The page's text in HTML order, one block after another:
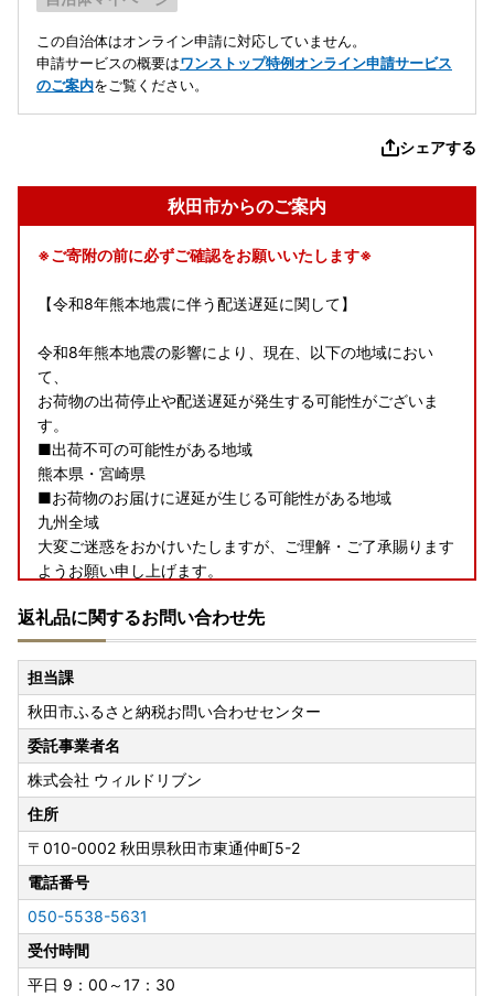
この自治体はオンライン申請に対応していません。
申請サービスの概要はワンストップ特例オンライン申請サービス
のご案内をご覧ください。
シェアする
秋田市からのご案内
※ご寄附の前に必ずご確認をお願いいたします※
【令和8年熊本地震に伴う配送遅延に関して】
令和8年熊本地震の影響により、現在、以下の地域におい
て、
お荷物の出荷停止や配送遅延が発生する可能性がございま
す。
■出荷不可の可能性がある地域
熊本県・宮崎県
■お荷物のお届けに遅延が生じる可能性がある地域
九州全域
大変ご迷惑をおかけいたしますが、ご理解・ご了承賜ります
ようお願い申し上げます。
【夏季休業期間中の受付・発送スケジュールのお知らせ】
いつも秋田市を応援いただき、ありがとうございます。
夏季休業期間中（8月8日～8月16日）、お問い合わせセンタ
ーはカレンダー通りにお休みをいただきます。
なお、返礼品は発送元事業者のお休みにより発送時期は異な
りますが、
8月7日以降のお申し込みは8月17日以降の発送となる場合が
ございます。
何卒ご了承くださいますようお願いいたします。
【お礼の品のお届け時期について】
・ご寄附決済完了を当市にて確認後、順次、取扱事業者（配
送元）へ発送依頼を行います。
返礼品に関するお問い合わせ先
担当課
秋田市ふるさと納税お問い合わせセンター
委託事業者名
株式会社 ウィルドリブン
住所
〒010-0002 秋田県秋田市東通仲町5-2
電話番号
050-5538-5631
受付時間
平日 9：00～17：30